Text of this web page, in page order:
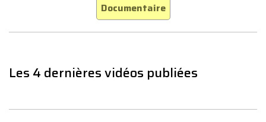
Documentaire
Les 4 dernières vidéos publiées